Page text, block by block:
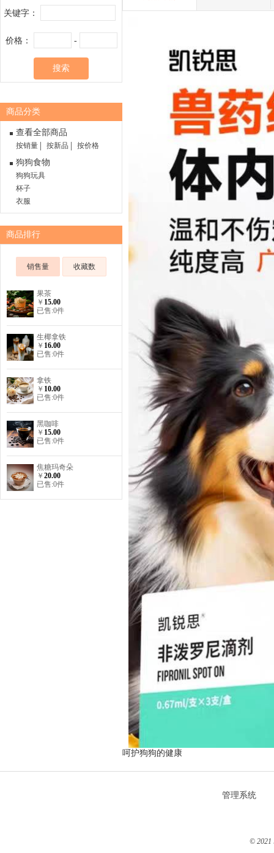
关键字：
价格： -
搜索
商品分类
查看全部商品
按销量 按新品 按价格
狗狗食物
狗狗玩具
杯子
衣服
商品排行
销售量 收藏数
果茶
￥ 15.00
已售:0件
生椰拿铁
￥ 16.00
已售:0件
拿铁
￥ 10.00
已售:0件
黑咖啡
￥ 15.00
已售:0件
焦糖玛奇朵
￥ 20.00
已售:0件
呵护狗狗的健康
管理系统
© 2021